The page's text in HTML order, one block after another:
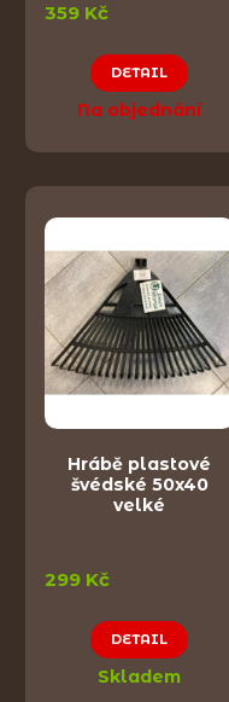
359 Kč
DETAIL
Na objednání
Hrábě plastové
švédské 50x40
velké
299 Kč
DETAIL
Skladem